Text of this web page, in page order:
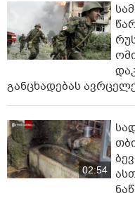
განცხადებას
02:54